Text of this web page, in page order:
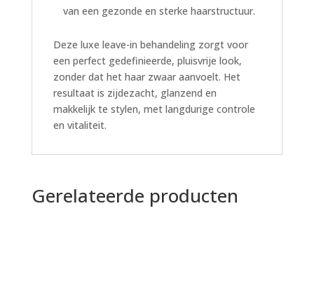
van een gezonde en sterke haarstructuur.
Deze luxe leave-in behandeling zorgt voor
een perfect gedefinieerde, pluisvrije look,
zonder dat het haar zwaar aanvoelt. Het
resultaat is zijdezacht, glanzend en
makkelijk te stylen, met langdurige controle
en vitaliteit.
Gerelateerde producten